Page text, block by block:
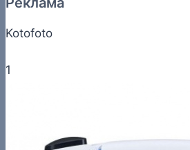
Kotofoto
1